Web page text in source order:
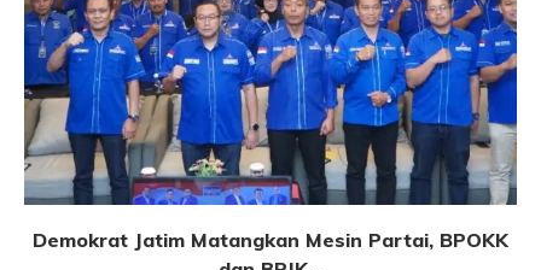
Demokrat Jatim Matangkan Mesin Partai, BPOKK